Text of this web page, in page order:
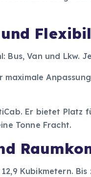
Bus, Van und Lkw.
Er bietet Platz
Tonne Fracht.
Kubikmetern.